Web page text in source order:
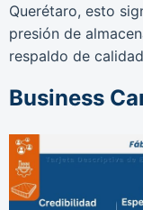
Querétaro, esto
presión de
respaldo de
Business